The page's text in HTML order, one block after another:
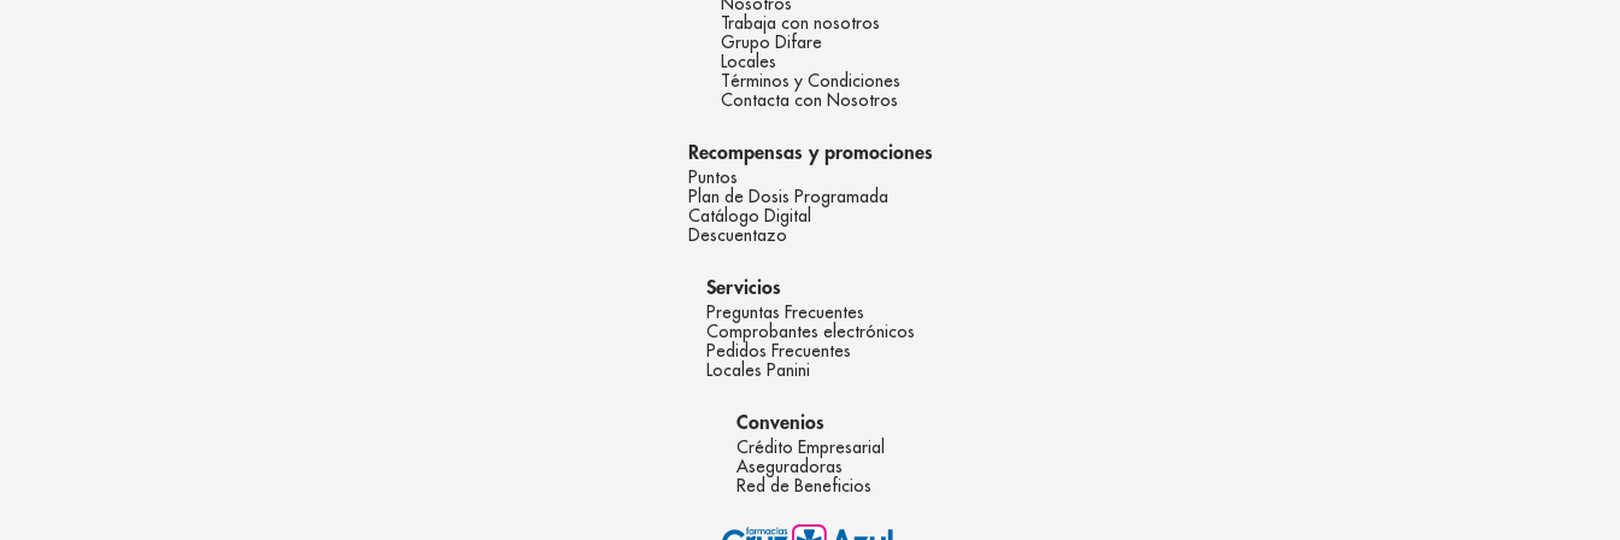
Trabaja con nosotros
Grupo Difare
Locales
Términos y Condiciones
Contacta con Nosotros
Recompensas y promociones
Puntos
Plan de Dosis Programada
Catálogo Digital
Descuentazo
Servicios
Preguntas Frecuentes
Comprobantes electrónicos
Pedidos Frecuentes
Locales Panini
Convenios
Crédito Empresarial
Aseguradoras
Red de Beneficios